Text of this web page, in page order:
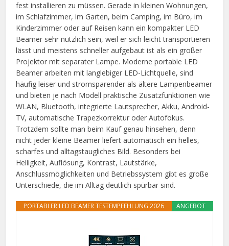
fest installieren zu müssen. Gerade in kleinen Wohnungen,
im Schlafzimmer, im Garten, beim Camping, im Büro, im
Kinderzimmer oder auf Reisen kann ein kompakter LED
Beamer sehr nützlich sein, weil er sich leicht transportieren
lässt und meistens schneller aufgebaut ist als ein großer
Projektor mit separater Lampe. Moderne portable LED
Beamer arbeiten mit langlebiger LED-Lichtquelle, sind
häufig leiser und stromsparender als ältere Lampenbeamer
und bieten je nach Modell praktische Zusatzfunktionen wie
WLAN, Bluetooth, integrierte Lautsprecher, Akku, Android-
TV, automatische Trapezkorrektur oder Autofokus.
Trotzdem sollte man beim Kauf genau hinsehen, denn
nicht jeder kleine Beamer liefert automatisch ein helles,
scharfes und alltagstaugliches Bild. Besonders bei
Helligkeit, Auflösung, Kontrast, Lautstärke,
Anschlussmöglichkeiten und Betriebssystem gibt es große
Unterschiede, die im Alltag deutlich spürbar sind.
ANGEBOT
PORTABLER LED BEAMER TESTEMPFEHLUNG 2026